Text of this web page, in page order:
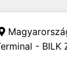
- BILK